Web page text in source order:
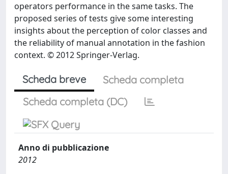
operators performance in the same tasks. The
proposed series of tests give some interesting
insights about the perception of color classes and
the reliability of manual annotation in the fashion
context. © 2012 Springer-Verlag.
Scheda breve
Scheda completa
Scheda completa (DC)
Anno di pubblicazione
2012